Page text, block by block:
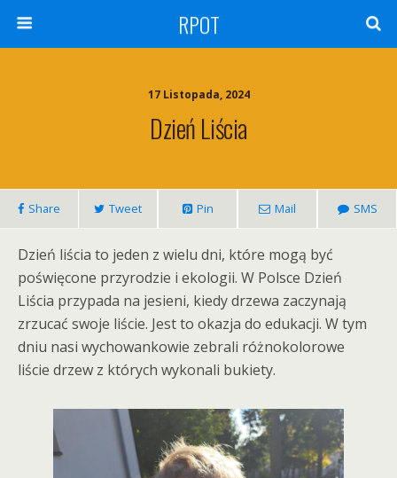
RPOT
17 Listopada, 2024
Dzień Liścia
Share Tweet Pin Mail SMS
Dzień liścia to jeden z wielu dni, które mogą być
poświęcone przyrodzie i ekologii. W Polsce Dzień
Liścia przypada na jesieni, kiedy drzewa zaczynają
zrzucać swoje liście. Jest to okazja do edukacji. W tym
dniu nasi wychowankowie zebrali różnokolorowe
liście drzew z których wykonali bukiety.